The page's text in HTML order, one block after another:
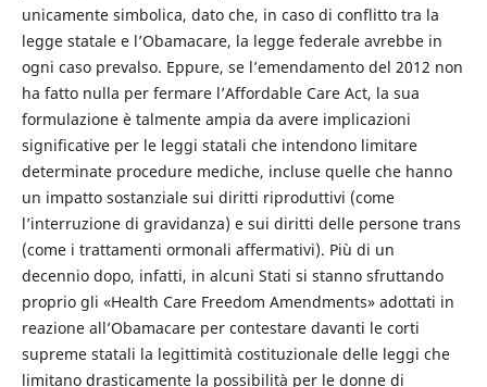
unicamente simbolica, dato che, in caso di conflitto tra la
legge statale e l’Obamacare, la legge federale avrebbe in
ogni caso prevalso. Eppure, se l’emendamento del 2012 non
ha fatto nulla per fermare l’Affordable Care Act, la sua
formulazione è talmente ampia da avere implicazioni
significative per le leggi statali che intendono limitare
determinate procedure mediche, incluse quelle che hanno
un impatto sostanziale sui diritti riproduttivi (come
l’interruzione di gravidanza) e sui diritti delle persone trans
(come i trattamenti ormonali affermativi). Più di un
decennio dopo, infatti, in alcuni Stati si stanno sfruttando
proprio gli «Health Care Freedom Amendments» adottati in
reazione all’Obamacare per contestare davanti le corti
supreme statali la legittimità costituzionale delle leggi che
limitano drasticamente la possibilità per le donne di